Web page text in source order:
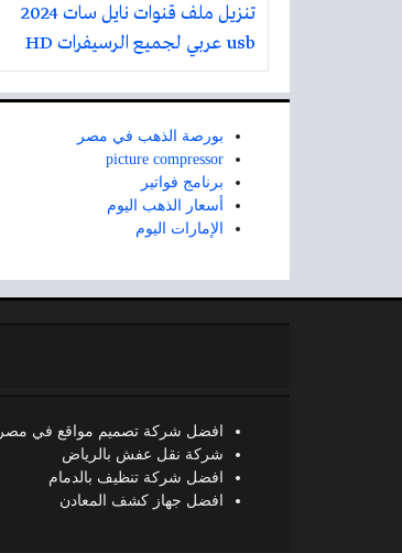
تنزيل ملف قنوات نايل سات 2024
usb عربي لجميع الرسيفرات HD
بورصة الذهب في مصر
picture compressor
برنامج فواتير
أسعار الذهب اليوم
الإمارات اليوم
افضل شركة تصميم مواقع في مصر
شركة نقل عفش بالرياض
افضل شركة تنظيف بالدمام
افضل جهاز كشف المعادن